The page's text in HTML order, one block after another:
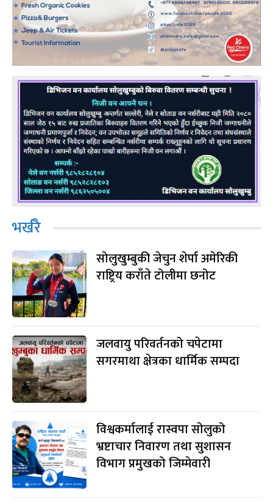
भर्खरै
सोलुखुम्बुकी जेचुन शेर्पा अमेरिकी
राष्ट्रिय कराँते टोलीमा छनोट
जलवायु परिवर्तनको चपेटामा
सगरमाथा क्षेत्रका धार्मिक सम्पदा
विश्वकर्मालाई रास्वपा सोलुको
भ्रष्टाचार निवारण तथा सुशासन
विभाग प्रमुखको जिम्मेवारी